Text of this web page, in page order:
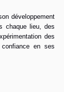
développement
chaque lieu, des
des
en ses